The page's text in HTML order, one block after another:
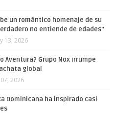
un romántico homenaje de su
no entiende de edades”
13, 2026
Aventura? Grupo Nox irrumpe
global
2026
Dominicana ha inspirado casi